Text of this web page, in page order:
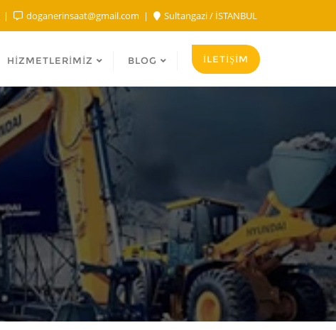
doganerinsaat@gmail.com Sultangazi / İSTANBUL
HIZMETLERIMIZ BLOG İLETİŞİM